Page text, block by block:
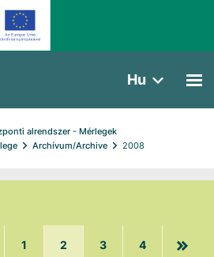
Hu
alrendszer - Mérlegek
Archívum/Archive 2008
1 2 3 4